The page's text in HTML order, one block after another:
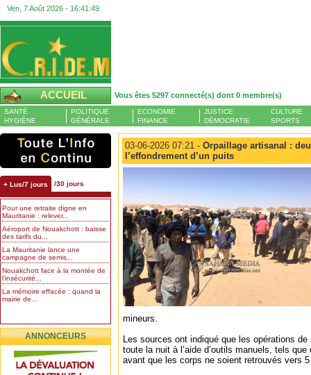
Ven, 7 Août 2026 - 16:41:50
ACCUEIL Vous êtes 5297 connecté(s) dont 0 membre(s)
SANTÉ
HYGIÈNE
POLITIQUE
GÉNÉRALE
ECONOMIE
FINANCE
JUSTICE
DÉMOCRATIE
CULTURE
SPORTS
+ Lus/7 jours /30 jours
Pour une retraite digne en
Mauritanie : relever...
Aéroport de Nouakchott : baisse
des tarifs du...
La Mauritanie lance une
campagne de semis...
Nouakchott face à la montée de
l’insécurité...
La mémoire effacée : quand la
mairie de...
ANNONCEURS
03-06-2026 07:21 - Orpaillage artisanal :
l’effondrement d’un puits
mineurs.
Les sources ont indiqué que les opérations
toute la nuit à l’aide d’outils manuels, tels
avant que les corps ne soient retrouvés vers